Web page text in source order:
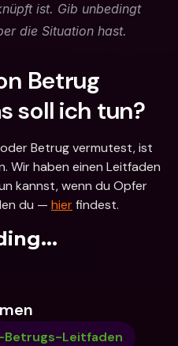
ist. Gib unbedingt
die Situation hast.
Betrug
soll ich tun?
Betrug vermutest, ist
Wir haben einen Leitfaden
kannst, wenn du Opfer
du — hier findest.
Leitfaden